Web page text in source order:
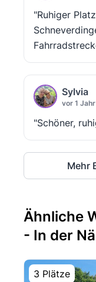
"Ruhiger
Sylvia
vor 1 Jahr
"Schöner,
Mehr
Ähnliche
- In der
3 Plätze